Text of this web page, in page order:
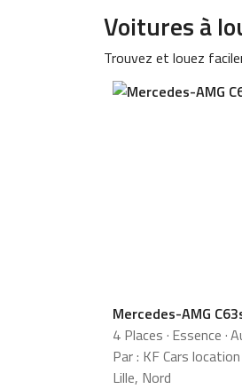
Voitures à
Trouvez et louez
Mercedes-AMG
4 Places · Essence ·
Par : KF Cars location
Lille, Nord